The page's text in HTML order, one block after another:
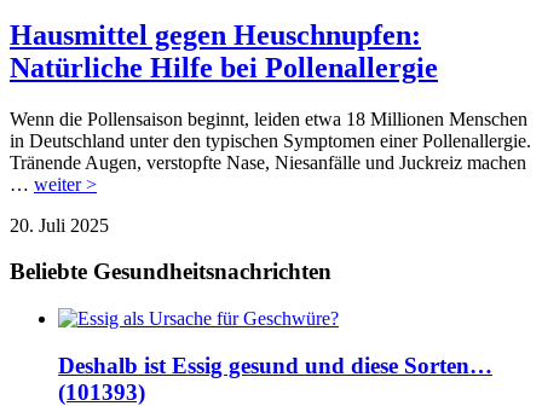
Hausmittel gegen Heuschnupfen:
Natürliche Hilfe bei Pollenallergie
Wenn die Pollensaison beginnt, leiden etwa 18 Millionen Menschen
in Deutschland unter den typischen Symptomen einer Pollenallergie.
Tränende Augen, verstopfte Nase, Niesanfälle und Juckreiz machen
… weiter >
20. Juli 2025
Beliebte Gesundheitsnachrichten
Deshalb ist Essig gesund und diese Sorten…
(101393)